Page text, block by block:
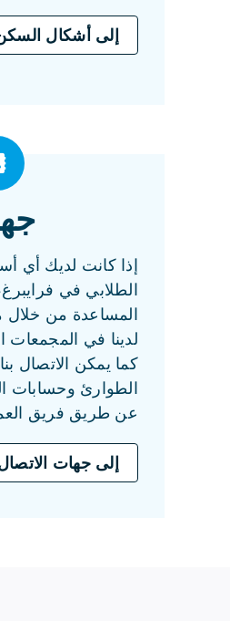
إلى أشكال
إذا كانت لديك أي
الطلابي في
المساعدة من خلال
لدينا في المجمعات
كما يمكن الاتصال
الطوارئ وحسابات
عن طريق فريق
إلى جهات